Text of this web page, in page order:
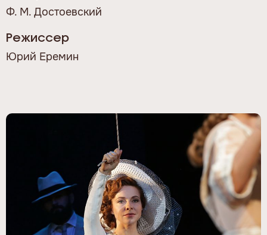
Ф. М. Достоевский
Режиссер
Юрий Еремин